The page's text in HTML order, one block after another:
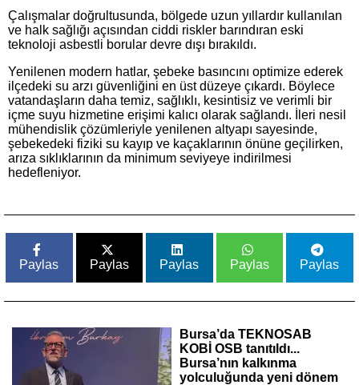
Çalışmalar doğrultusunda, bölgede uzun yıllardır kullanılan
ve halk sağlığı açısından ciddi riskler barındıran eski
teknoloji asbestli borular devre dışı bırakıldı.
Yenilenen modern hatlar, şebeke basıncını optimize ederek
ilçedeki su arzı güvenliğini en üst düzeye çıkardı. Böylece
vatandaşların daha temiz, sağlıklı, kesintisiz ve verimli bir
içme suyu hizmetine erişimi kalıcı olarak sağlandı. İleri nesil
mühendislik çözümleriyle yenilenen altyapı sayesinde,
şebekedeki fiziki su kayıp ve kaçaklarının önüne geçilirken,
arıza sıklıklarının da minimum seviyeye indirilmesi
hedefleniyor.
Paylas Paylas Paylas Paylas Paylas
Bursa’da TEKNOSAB
KOBİ OSB tanıtıldı...
Bursa’nın kalkınma
yolculuğunda yeni dönem